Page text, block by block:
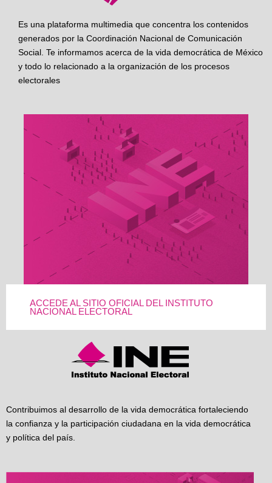
Es una plataforma multimedia que concentra los contenidos
generados por la Coordinación Nacional de Comunicación
Social. Te informamos acerca de la vida democrática de México
y todo lo relacionado a la organización de los procesos
electorales
ACCEDE AL SITIO OFICIAL DEL INSTITUTO
NACIONAL ELECTORAL
Contribuimos al desarrollo de la vida democrática fortaleciendo
la confianza y la participación ciudadana en la vida democrática
y política del país.